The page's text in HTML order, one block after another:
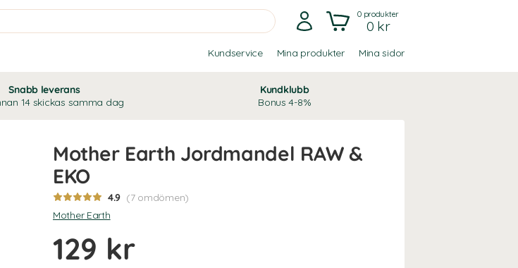
0produkter
0 kr
Kundservice Mina produkter Mina sidor
Snabb leverans
14 skickas samma dag
Kundklubb
Bonus 4-8%
Mother Earth Jordmandel RAW &
EKO
4.9 (7 omdömen)
Mother Earth
129 kr